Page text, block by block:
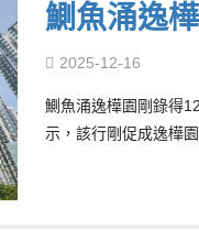
鰂魚涌逸
2025-12-16
鰂魚涌逸樺園剛錄得
示，該行剛促成逸樺